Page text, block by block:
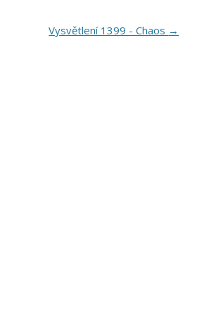
Vysvětlení 1399 - Chaos →